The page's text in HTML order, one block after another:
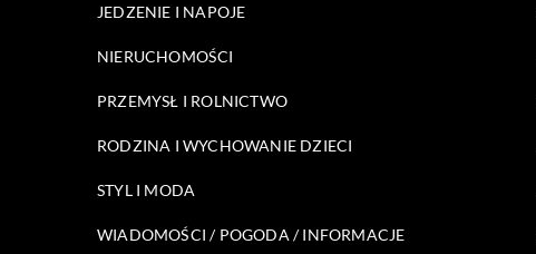
JEDZENIE I NAPOJE
NIERUCHOMOŚCI
PRZEMYSŁ I ROLNICTWO
RODZINA I WYCHOWANIE DZIECI
STYL I MODA
WIADOMOŚCI / POGODA / INFORMACJE